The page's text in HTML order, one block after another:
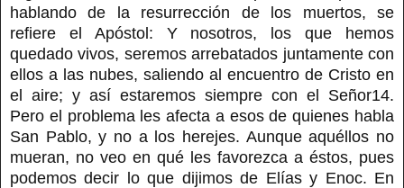
hablando de la resurrección de los muertos, se
refiere el Apóstol: Y nosotros, los que hemos
quedado vivos, seremos arrebatados juntamente con
ellos a las nubes, saliendo al encuentro de Cristo en
el aire; y así estaremos siempre con el Señor14.
Pero el problema les afecta a esos de quienes habla
San Pablo, y no a los herejes. Aunque aquéllos no
mueran, no veo en qué les favorezca a éstos, pues
podemos decir lo que dijimos de Elías y Enoc. En